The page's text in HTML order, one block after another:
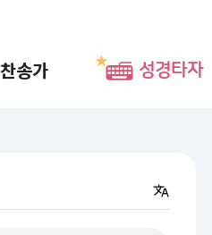
찬송가 성경타자